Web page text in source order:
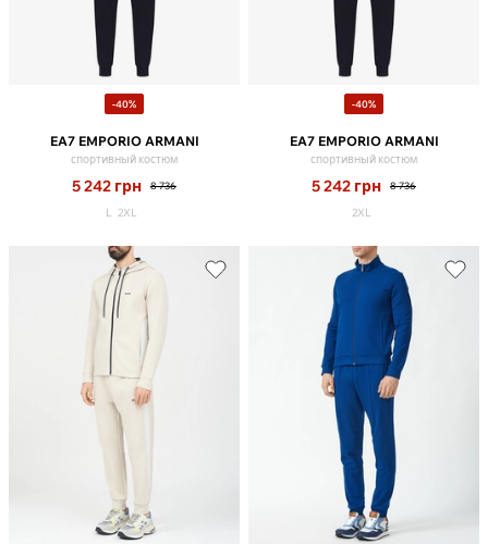
-40%
EA7 EMPORIO ARMANI
спортивный костюм
5 242 грн 8 736
L 2XL
-40%
EA7 EMPORIO ARMANI
спортивный костюм
5 242 грн 8 736
2XL